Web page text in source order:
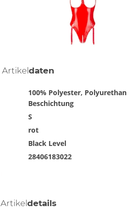
Artikeldaten
100% Polyester, Polyurethan
Beschichtung
S
rot
Black Level
28406183022
Artikeldetails